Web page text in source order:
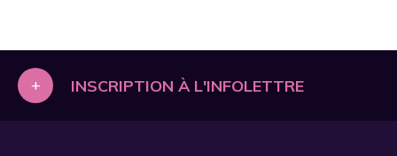
+ INSCRIPTION À L'INFOLETTRE